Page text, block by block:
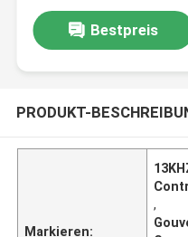
Bestpreis
PRODUKT-
Markieren:
,